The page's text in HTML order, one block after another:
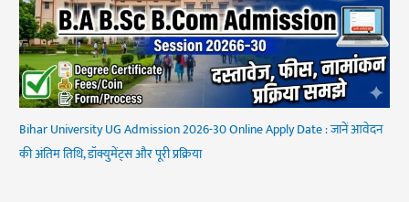
Bihar University UG Admission 2026-30 Online Apply Date : जानें आवेदन
की अंतिम तिथि, डॉक्युमेंट्स और पूरी प्रक्रिया